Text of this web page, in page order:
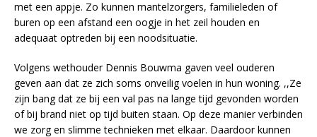
met een appje. Zo kunnen mantelzorgers, familieleden of
buren op een afstand een oogje in het zeil houden en
adequaat optreden bij een noodsituatie.
Volgens wethouder Dennis Bouwma gaven veel ouderen
geven aan dat ze zich soms onveilig voelen in hun woning. ,,Ze
zijn bang dat ze bij een val pas na lange tijd gevonden worden
of bij brand niet op tijd buiten staan. Op deze manier verbinden
we zorg en slimme technieken met elkaar. Daardoor kunnen